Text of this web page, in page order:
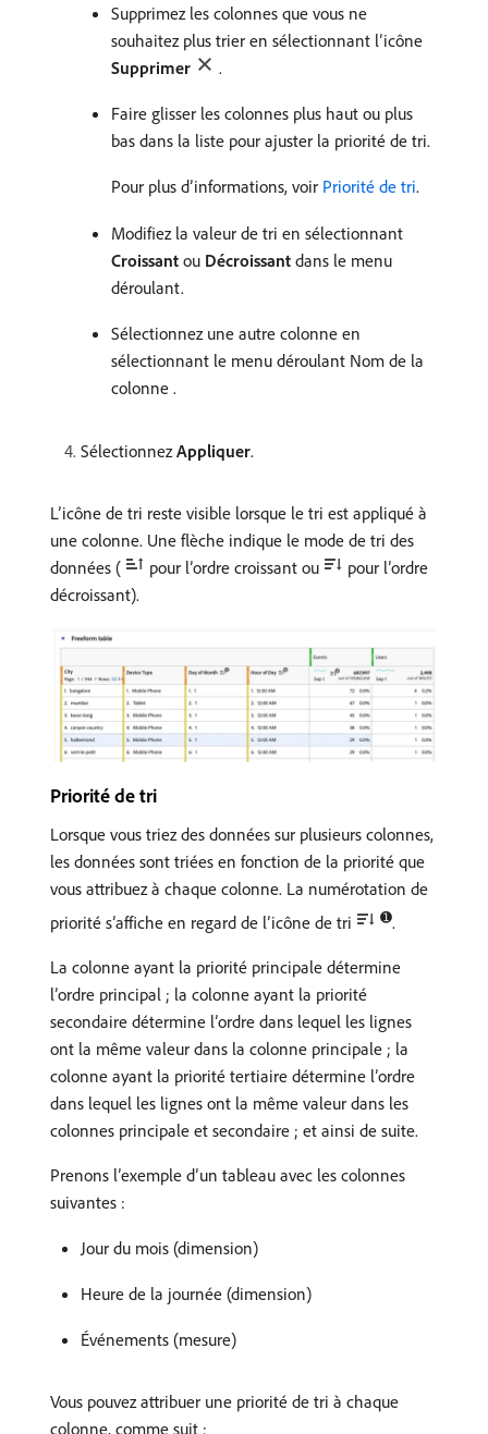
Supprimez les colonnes que vous ne
souhaitez plus trier en sélectionnant l’icône
Supprimer
.
Faire glisser les colonnes plus haut ou plus
bas dans la liste pour ajuster la priorité de tri.
Pour plus d’informations, voir Priorité de tri.
Modifiez la valeur de tri en sélectionnant
Croissant ou Décroissant dans le menu
déroulant.
Sélectionnez une autre colonne en
sélectionnant le menu déroulant Nom de la
colonne .
Sélectionnez Appliquer.
L’icône de tri reste visible lorsque le tri est appliqué à
une colonne. Une flèche indique le mode de tri des
données (
pour l’ordre croissant ou
pour l’ordre
décroissant).
Priorité de tri
Lorsque vous triez des données sur plusieurs colonnes,
les données sont triées en fonction de la priorité que
vous attribuez à chaque colonne. La numérotation de
priorité s’affiche en regard de l’icône de tri
➊.
La colonne ayant la priorité principale détermine
l’ordre principal ; la colonne ayant la priorité
secondaire détermine l’ordre dans lequel les lignes
ont la même valeur dans la colonne principale ; la
colonne ayant la priorité tertiaire détermine l’ordre
dans lequel les lignes ont la même valeur dans les
colonnes principale et secondaire ; et ainsi de suite.
Prenons l’exemple d’un tableau avec les colonnes
suivantes :
Jour du mois (dimension)
Heure de la journée (dimension)
Événements (mesure)
Vous pouvez attribuer une priorité de tri à chaque
colonne, comme suit :